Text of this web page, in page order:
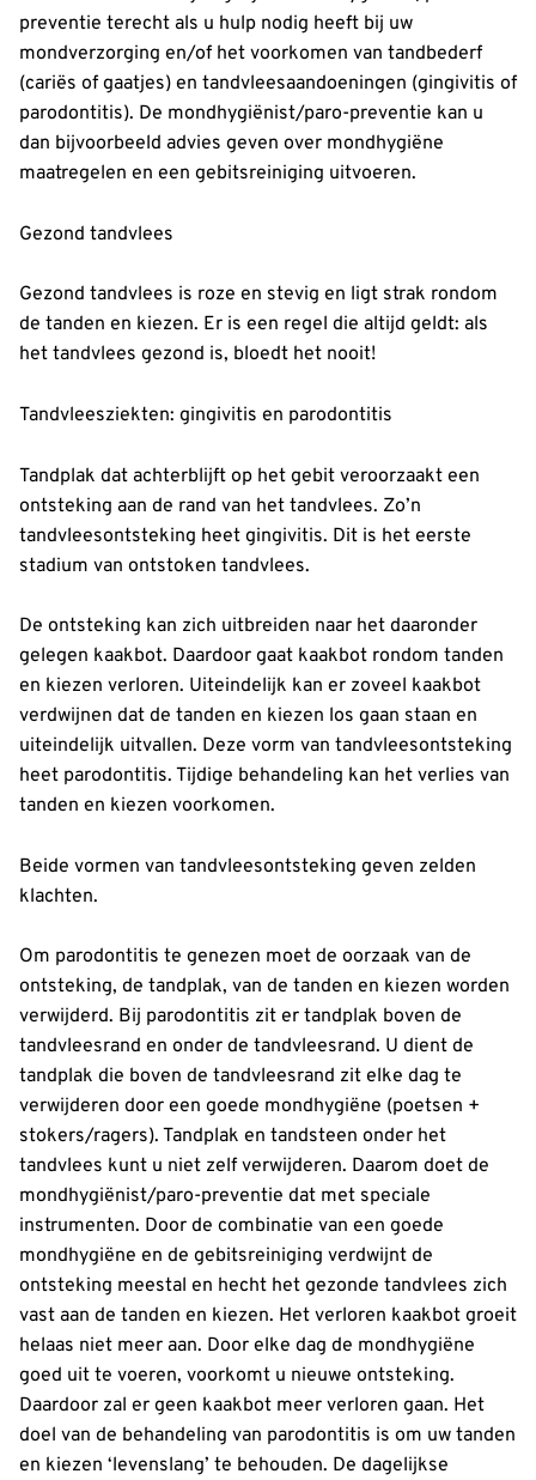
preventie terecht als u hulp nodig heeft bij uw
mondverzorging en/of het voorkomen van tandbederf
(cariës of gaatjes) en tandvleesaandoeningen (gingivitis of
parodontitis). De mondhygiënist/paro-preventie kan u
dan bijvoorbeeld advies geven over mondhygiëne
maatregelen en een gebitsreiniging uitvoeren.
Gezond tandvlees
Gezond tandvlees is roze en stevig en ligt strak rondom
de tanden en kiezen. Er is een regel die altijd geldt: als
het tandvlees gezond is, bloedt het nooit!
Tandvleesziekten: gingivitis en parodontitis
Tandplak dat achterblijft op het gebit veroorzaakt een
ontsteking aan de rand van het tandvlees. Zo’n
tandvleesontsteking heet gingivitis. Dit is het eerste
stadium van ontstoken tandvlees.
De ontsteking kan zich uitbreiden naar het daaronder
gelegen kaakbot. Daardoor gaat kaakbot rondom tanden
en kiezen verloren. Uiteindelijk kan er zoveel kaakbot
verdwijnen dat de tanden en kiezen los gaan staan en
uiteindelijk uitvallen. Deze vorm van tandvleesontsteking
heet parodontitis. Tijdige behandeling kan het verlies van
tanden en kiezen voorkomen.
Beide vormen van tandvleesontsteking geven zelden
klachten.
Om parodontitis te genezen moet de oorzaak van de
ontsteking, de tandplak, van de tanden en kiezen worden
verwijderd. Bij parodontitis zit er tandplak boven de
tandvleesrand en onder de tandvleesrand. U dient de
tandplak die boven de tandvleesrand zit elke dag te
verwijderen door een goede mondhygiëne (poetsen +
stokers/ragers). Tandplak en tandsteen onder het
tandvlees kunt u niet zelf verwijderen. Daarom doet de
mondhygiënist/paro-preventie dat met speciale
instrumenten. Door de combinatie van een goede
mondhygiëne en de gebitsreiniging verdwijnt de
ontsteking meestal en hecht het gezonde tandvlees zich
vast aan de tanden en kiezen. Het verloren kaakbot groeit
helaas niet meer aan. Door elke dag de mondhygiëne
goed uit te voeren, voorkomt u nieuwe ontsteking.
Daardoor zal er geen kaakbot meer verloren gaan. Het
doel van de behandeling van parodontitis is om uw tanden
en kiezen ‘levenslang’ te behouden. De dagelijkse